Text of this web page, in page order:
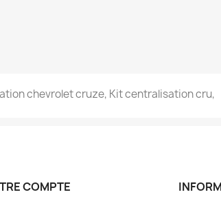
chevrolet cruze, Kit centralisation cru,
COMPTE